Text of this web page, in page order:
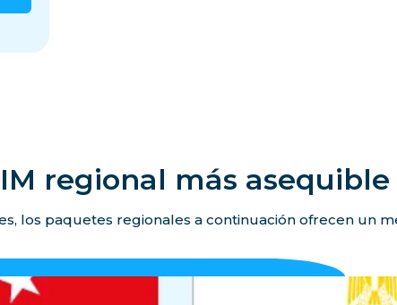
regional más asequible
los paquetes regionales a continuación ofrecen un